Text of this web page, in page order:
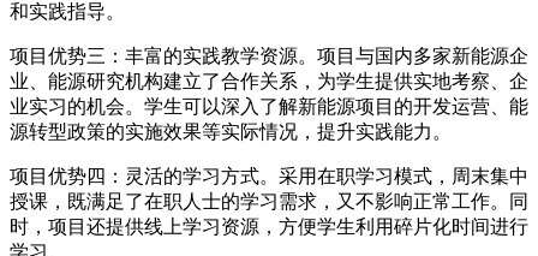
和实践指导。
项目优势三：丰富的实践教学资源。项目与国内多家新能源企
业、能源研究机构建立了合作关系，为学生提供实地考察、企
业实习的机会。学生可以深入了解新能源项目的开发运营、能
源转型政策的实施效果等实际情况，提升实践能力。
项目优势四：灵活的学习方式。采用在职学习模式，周末集中
授课，既满足了在职人士的学习需求，又不影响正常工作。同
时，项目还提供线上学习资源，方便学生利用碎片化时间进行
学习。